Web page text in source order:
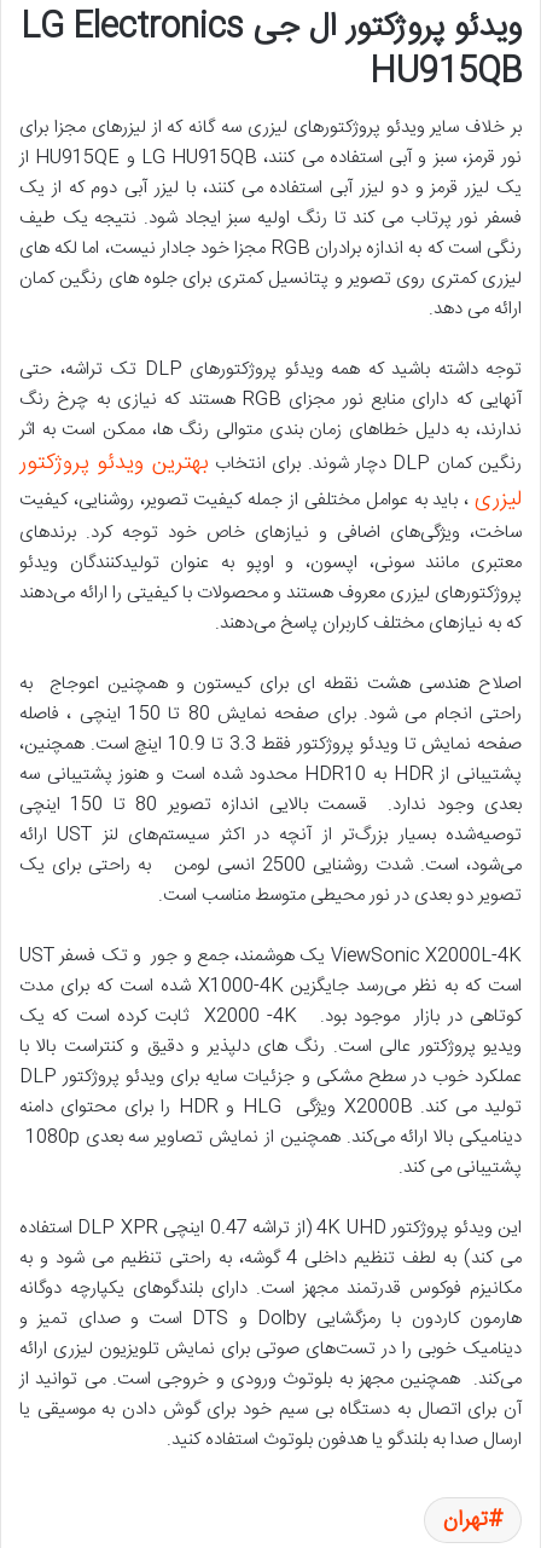
ویدئو پروژکتور ال جی LG Electronics
HU915QB
بر خلاف سایر ویدئو پروژکتورهای لیزری سه گانه که از لیزرهای مجزا برای
نور قرمز، سبز و آبی استفاده می کنند، LG HU915QB و HU915QE از
یک لیزر قرمز و دو لیزر آبی استفاده می کنند، با لیزر آبی دوم که از یک
فسفر نور پرتاب می کند تا رنگ اولیه سبز ایجاد شود. نتیجه یک طیف
رنگی است که به اندازه برادران RGB مجزا خود جادار نیست، اما لکه های
لیزری کمتری روی تصویر و پتانسیل کمتری برای جلوه های رنگین کمان
ارائه می دهد.
توجه داشته باشید که همه ویدئو پروژکتورهای DLP تک تراشه، حتی
آنهایی که دارای منابع نور مجزای RGB هستند که نیازی به چرخ رنگ
ندارند، به دلیل خطاهای زمان بندی متوالی رنگ ها، ممکن است به اثر
رنگین کمان DLP دچار شوند. برای انتخاب
بهترین ویدئو پروژکتور
لیزری ، باید به عوامل مختلفی از جمله کیفیت تصویر، روشنایی، کیفیت
ساخت، ویژگی‌های اضافی و نیازهای خاص خود توجه کرد. برندهای
معتبری مانند سونی، اپسون، و اوپو به عنوان تولیدکنندگان ویدئو
پروژکتورهای لیزری معروف هستند و محصولات با کیفیتی را ارائه می‌دهند
که به نیازهای مختلف کاربران پاسخ می‌دهند.
اصلاح هندسی هشت نقطه ای برای کیستون و همچنین اعوجاج به
راحتی انجام می شود. برای صفحه نمایش 80 تا 150 اینچی ، فاصله
صفحه نمایش تا ویدئو پروژکتور فقط 3.3 تا 10.9 اینچ است. همچنین،
پشتیبانی از HDR به HDR10 محدود شده است و هنوز پشتیبانی سه
بعدی وجود ندارد. قسمت بالایی اندازه تصویر 80 تا 150 اینچی
توصیه‌شده بسیار بزرگ‌تر از آنچه در اکثر سیستم‌های لنز UST ارائه
می‌شود، است. شدت روشنایی 2500 انسی لومن به راحتی برای یک
تصویر دو بعدی در نور محیطی متوسط مناسب است.
ViewSonic X2000L-4K یک هوشمند، جمع و جور و تک فسفر UST
است که به نظر می‌رسد جایگزین X1000-4K شده است که برای مدت
کوتاهی در بازار موجود بود. X2000 -4K ثابت کرده است که یک
ویدیو پروژکتور عالی است. رنگ های دلپذیر و دقیق و کنتراست بالا با
عملکرد خوب در سطح مشکی و جزئیات سایه برای ویدئو پروژکتور DLP
تولید می کند. X2000B ویژگی HLG و HDR را برای محتوای دامنه
پشتیبانی می کند.
این ویدئو پروژکتور 4K UHD (از تراشه 0.47 اینچی DLP XPR استفاده
می کند) به لطف تنظیم داخلی 4 گوشه، به راحتی تنظیم می شود و به
مکانیزم فوکوس قدرتمند مجهز است. دارای بلندگوهای یکپارچه دوگانه
هارمون کاردون با رمزگشایی Dolby و DTS است و صدای تمیز و
دینامیک خوبی را در تست‌های صوتی برای نمایش تلویزیون لیزری ارائه
می‌کند. همچنین مجهز به بلوتوث ورودی و خروجی است. می توانید از
آن برای اتصال به دستگاه بی سیم خود برای گوش دادن به موسیقی یا
ارسال صدا به بلندگو یا هدفون بلوتوث استفاده کنید.
تهران